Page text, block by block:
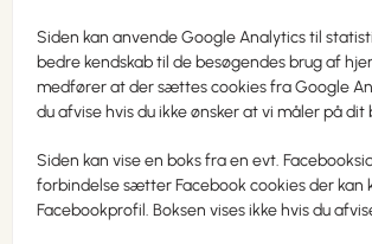
Siden kan anvende Google Analytics til
bedre kendskab til de besøgendes brug af
medfører at der sættes cookies fra Google
du afvise hvis du ikke ønsker at vi måler på dit
Siden kan vise en boks fra en evt.
forbindelse sætter Facebook cookies der kan
Facebookprofil. Boksen vises ikke hvis du